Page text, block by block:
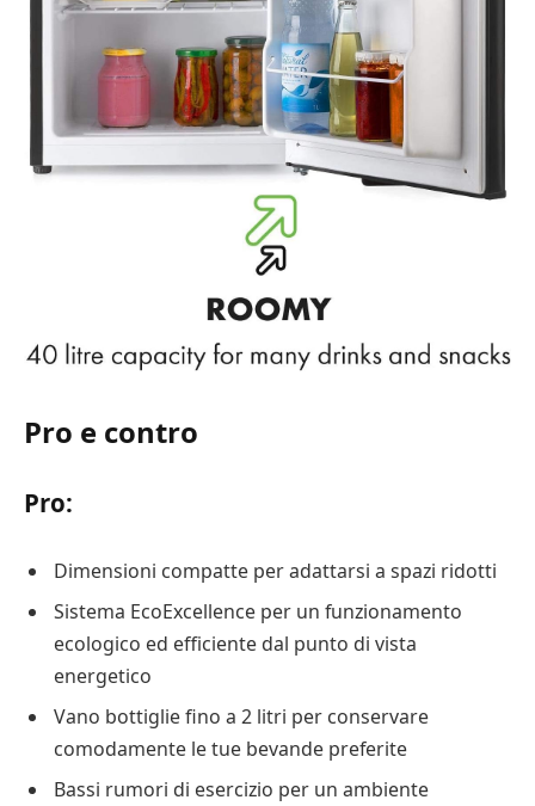
Pro e contro
Pro:
Dimensioni compatte per adattarsi a spazi ridotti
Sistema EcoExcellence per un funzionamento
ecologico ed efficiente dal punto di vista
energetico
Vano bottiglie fino a 2 litri per conservare
comodamente le tue bevande preferite
Bassi rumori di esercizio per un ambiente